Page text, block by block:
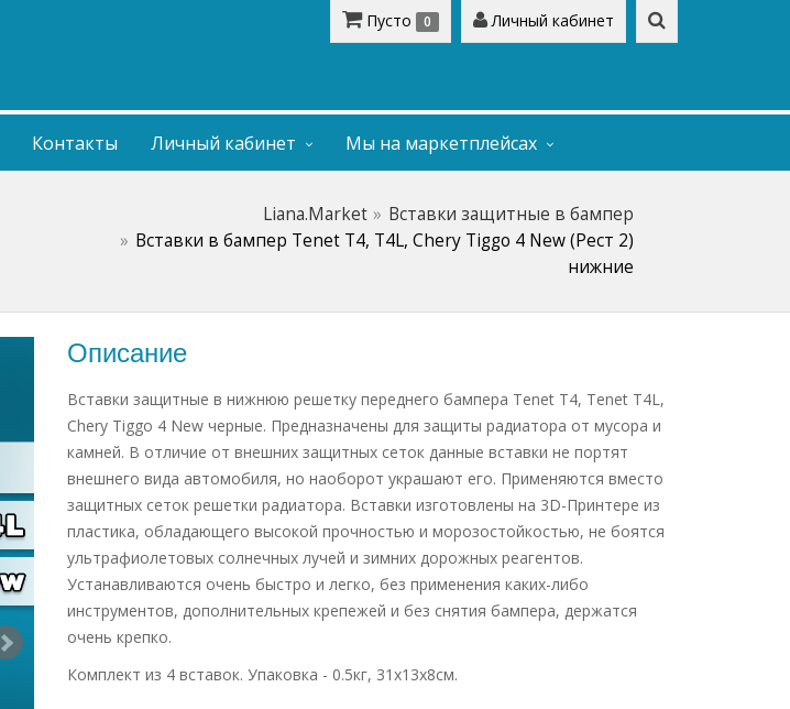
Пусто 0 Личный кабинет
Контакты Личный кабинет Мы на маркетплейсах
Liana.Market
Вставки защитные в бампер
Вставки в бампер Tenet T4, T4L, Chery Tiggo 4 New (Рест 2)
нижние
Описание
Вставки защитные в нижнюю решетку переднего бампера Tenet T4, Tenet T4L,
Chery Tiggo 4 New черные. Предназначены для защиты радиатора от мусора и
камней. В отличие от внешних защитных сеток данные вставки не портят
внешнего вида автомобиля, но наоборот украшают его. Применяются вместо
защитных сеток решетки радиатора. Вставки изготовлены на 3D-Принтере из
пластика, обладающего высокой прочностью и морозостойкостью, не боятся
ультрафиолетовых солнечных лучей и зимних дорожных реагентов.
Устанавливаются очень быстро и легко, без применения каких-либо
инструментов, дополнительных крепежей и без снятия бампера, держатся
очень крепко.
Комплект из 4 вставок. Упаковка - 0.5кг, 31х13х8см.